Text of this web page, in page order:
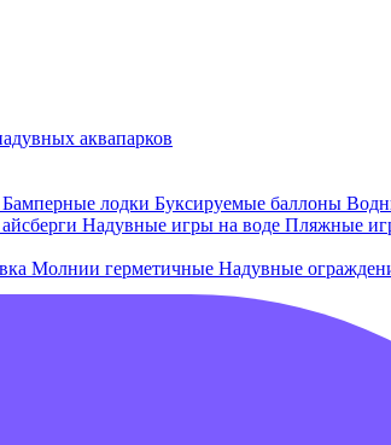
аквапарков
Бамперные лодки Буксируемые баллоны
Надувные игры на воде Пляжные
Молнии герметичные Надувные